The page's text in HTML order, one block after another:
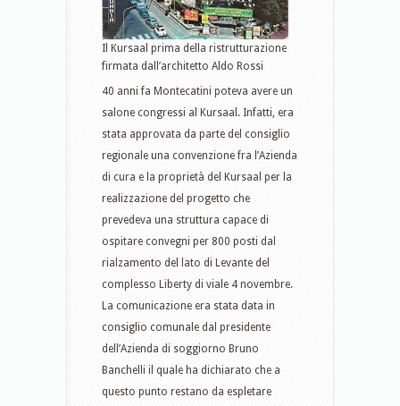
Il Kursaal prima della ristrutturazione
firmata dall’architetto Aldo Rossi
40 anni fa Montecatini poteva avere un
salone congressi al Kursaal. Infatti, era
stata approvata da parte del consiglio
regionale una convenzione fra l’Azienda
di cura e la proprietà del Kursaal per la
realizzazione del progetto che
prevedeva una struttura capace di
ospitare convegni per 800 posti dal
rialzamento del lato di Levante del
complesso Liberty di viale 4 novembre.
La comunicazione era stata data in
consiglio comunale dal presidente
dell’Azienda di soggiorno Bruno
Banchelli il quale ha dichiarato che a
questo punto restano da espletare